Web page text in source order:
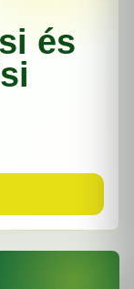
és